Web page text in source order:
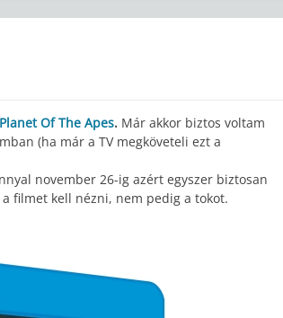
Of The Apes. Már akkor biztos voltam
(ha már a TV megköveteli ezt a
november 26-ig azért egyszer biztosan
filmet kell nézni, nem pedig a tokot.